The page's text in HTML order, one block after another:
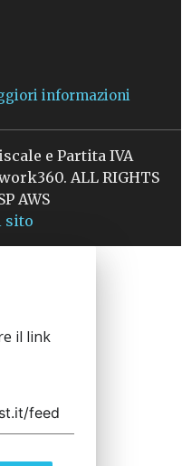
informazioni
e Partita IVA
ALL RIGHTS
AWS
sito
il link